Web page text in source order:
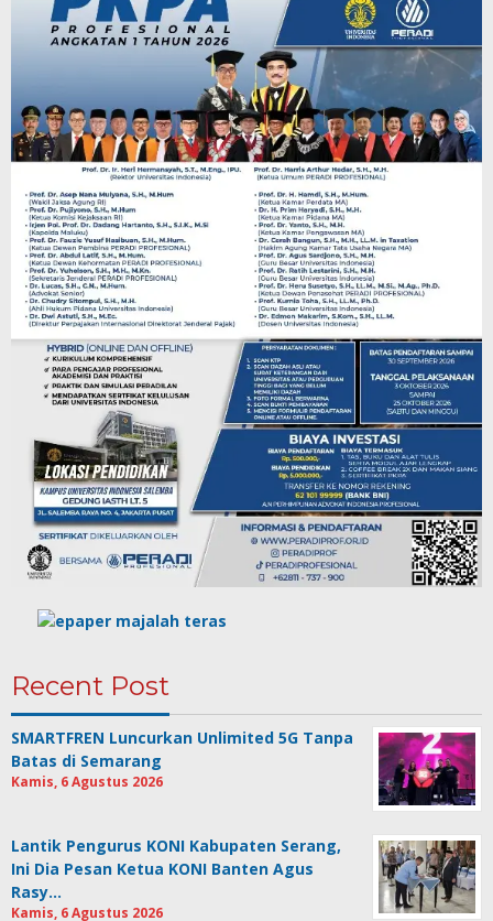
Recent Post
SMARTFREN Luncurkan Unlimited 5G Tanpa
Batas di Semarang
Kamis, 6 Agustus 2026
Lantik Pengurus KONI Kabupaten Serang,
Ini Dia Pesan Ketua KONI Banten Agus
Rasy…
Kamis, 6 Agustus 2026